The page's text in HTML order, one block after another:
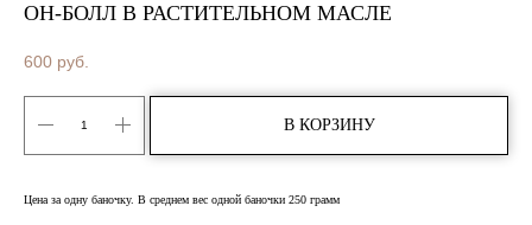
ОН-БОЛЛ В РАСТИТЕЛЬНОМ МАСЛЕ
600 руб.
В КОРЗИНУ
Цена за одну баночку. В среднем вес одной баночки 250 грамм